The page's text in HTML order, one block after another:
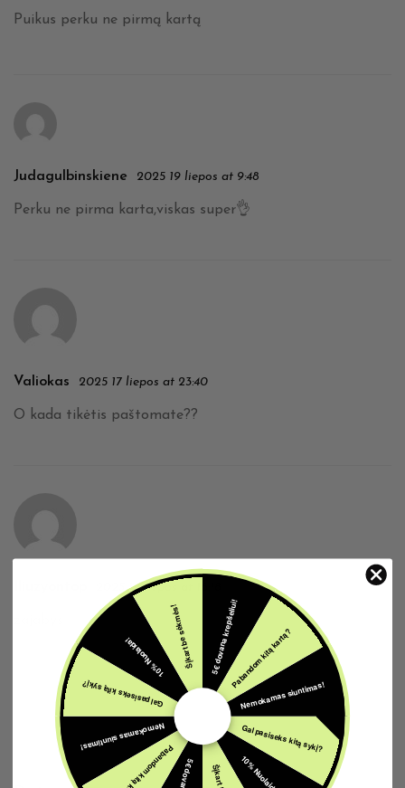
Puikus perku ne pirmą kartą
Judagulbinskiene 2025 19 liepos at 9:48
Perku ne pirma karta,viskas super👌
Valiokas 2025 17 liepos at 23:40
O kada tikėtis paštomate??
2025 19 liepos at 16:18
5€ dovana krepšeliui!Pabandom kitą kartą?
Nemokamas siuntimas!
Gal pasiseks kitą sykį?
10% Nuolaida!
Pabandom kitą kartą?
Nemokamas siuntimas!
Gal pasiseks kitą sykį?
10% Nuolaida!Šįkart be sėkmės!